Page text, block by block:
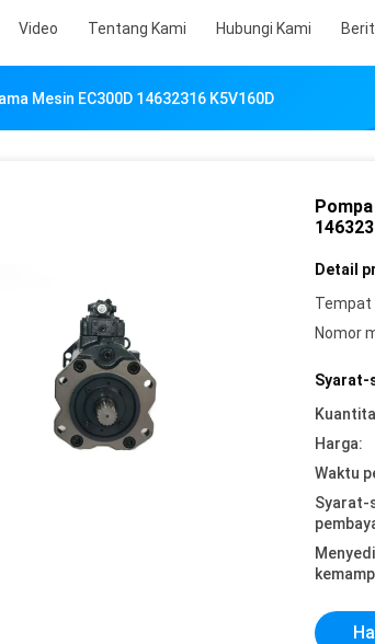
Video Tentang Kami Hubungi Kami
Mesin EC300D 14632316 K5V160D
Detail
Tempat
Nomor
Syarat-
Harga:
Waktu
Syarat-